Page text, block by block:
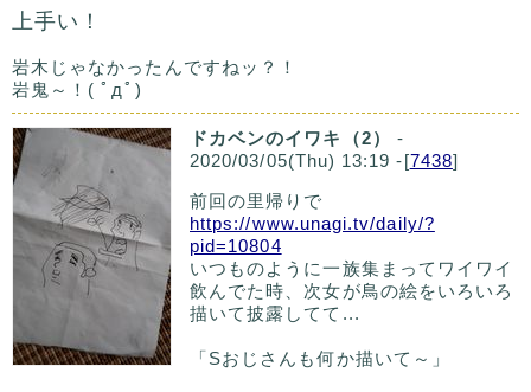
上手い！
岩木じゃなかったんですねッ？！
岩鬼～！( ﾟдﾟ)
ドカベンのイワキ（2）
-
2020/03/05(Thu) 13:19 -[7438]
前回の里帰りで
https://www.unagi.tv/daily/?
pid=10804
いつものように一族集まってワイワイ
飲んでた時、次女が鳥の絵をいろいろ
描いて披露してて...
「Sおじさんも何か描いて～」